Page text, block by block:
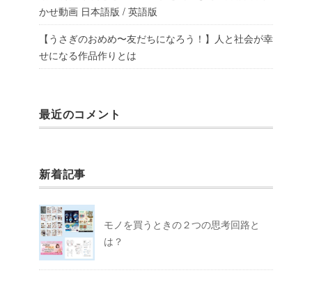
かせ動画 日本語版 / 英語版
【うさぎのおめめ〜友だちになろう！】人と社会が幸
せになる作品作りとは
最近のコメント
新着記事
モノを買うときの２つの思考回路と
は？